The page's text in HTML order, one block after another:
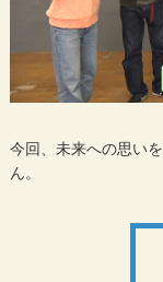
今回、未来への思い
ん。